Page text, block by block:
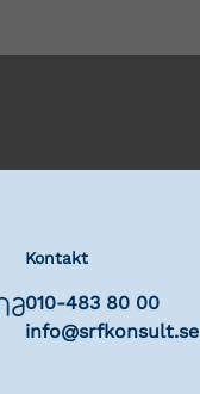
Kontakt
010-483 80 00
info@srfkonsult.se